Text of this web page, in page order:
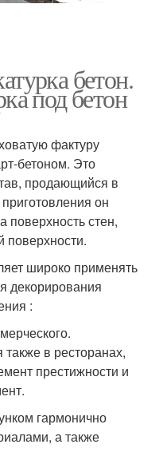
бетон.
под бетон
фактуру
бетоном. Это
продающийся в
он
поверхность стен,
поверхности.
широко применять
декорирования
:
в ресторанах,
престижности и
гармонично
а также